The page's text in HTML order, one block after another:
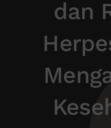
Tentang Kami
Kontak Kami
dan